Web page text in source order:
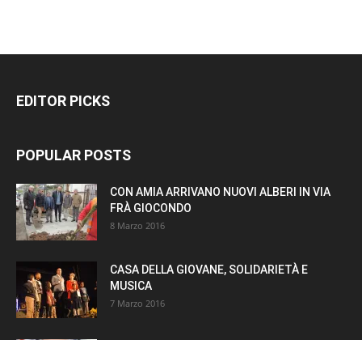
EDITOR PICKS
POPULAR POSTS
CON AMIA ARRIVANO NUOVI ALBERI IN VIA
FRÀ GIOCONDO
8 Marzo 2016
CASA DELLA GIOVANE, SOLIDARIETÀ E
MUSICA
7 Marzo 2016